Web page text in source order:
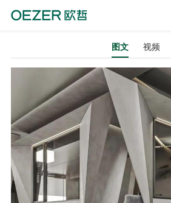
首页
图文 视频